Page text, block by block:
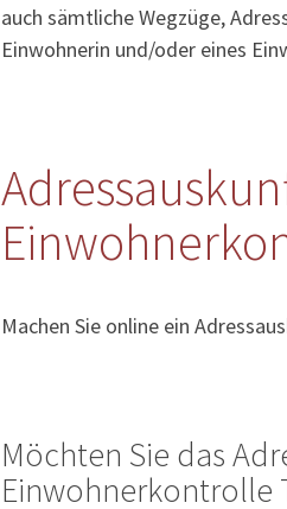
auch sämtliche Wegzüge,
Einwohnerin und/oder eines
Machen Sie online ein
Möchten Sie das
Einwohnerkontrolle